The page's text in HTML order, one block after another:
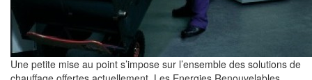
Une petite mise au point s’impose sur l’ensemble des solutions de